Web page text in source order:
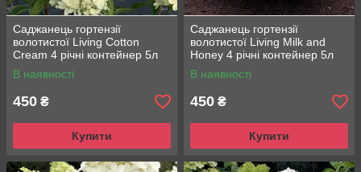
Саджанець гортензії
волотистої Living Сotton
Cream 4 річні контейнер 5л
В наявності
450 ₴
Купити
Саджанець гортензії
волотистої Living Milk and
Honey 4 річні контейнер 5л
В наявності
450 ₴
Купити